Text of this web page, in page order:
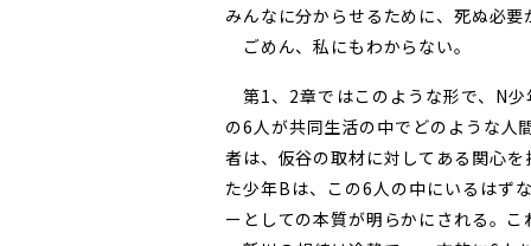
みんなに分からせるために、死ぬ必要
ごめん、私にもわからない。
第1、2章ではこのような形で、N
の6人が共同生活の中でどのような人
者は、仮谷の取材に対してある関心
た少年Bは、この6人の中にいるはず
ーとしての本質が明らかにされる。